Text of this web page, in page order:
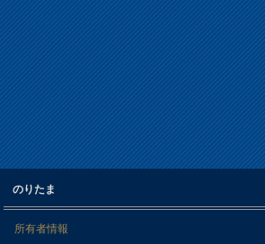
のりたま
所有者情報